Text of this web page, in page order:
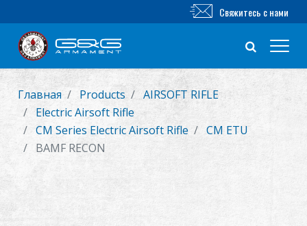
Новый продукт
Airsoft винтовка
Свяжитесь с нами
Главная Products
AIRSOFT RIFLE
Electric Airsoft Rifle
CM Series Electric Airsoft Rifle
CM ETU
BAMF RECON